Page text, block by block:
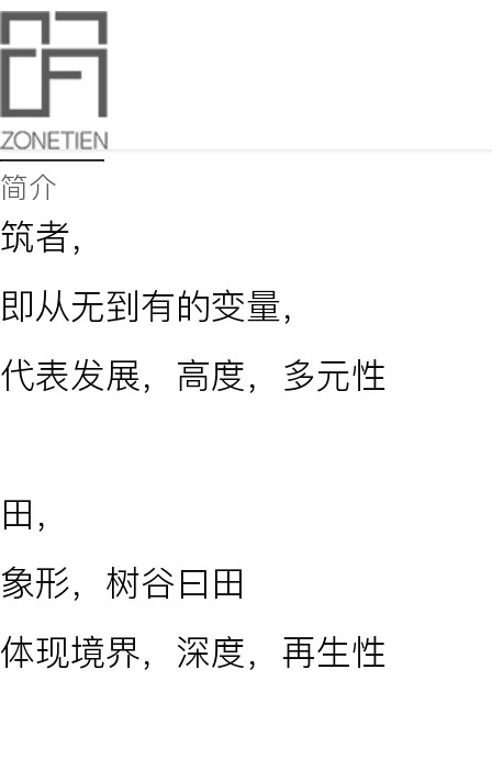
About
简介
筑者，
即从无到有的变量，
代表发展，高度，多元性
田，
象形，树谷曰田
体现境界，深度，再生性